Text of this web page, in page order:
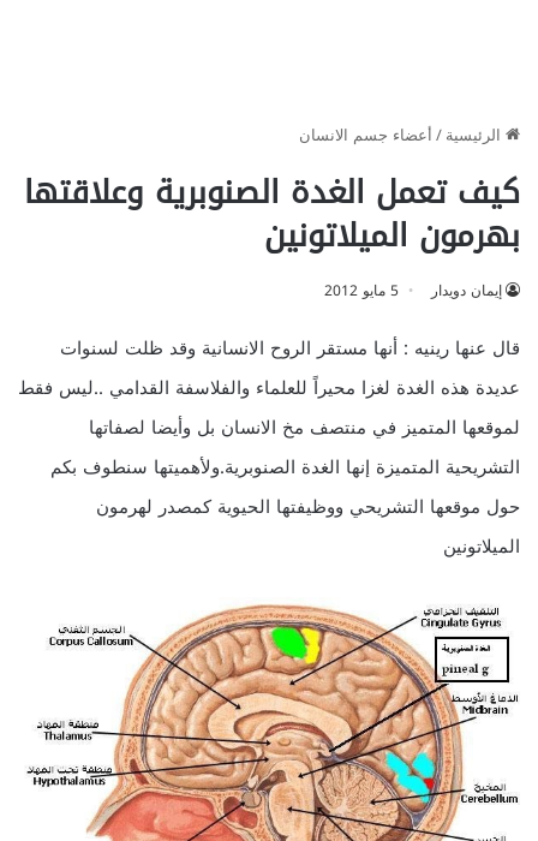
الرئيسية/أعضاء جسم الانسان
كيف تعمل الغدة الصنوبرية وعلاقتها
بهرمون الميلاتونين
إيمان دويدار 5 مايو 2012
قال عنها رينيه : أنها مستقر الروح الانسانية وقد ظلت لسنوات
عديدة هذه الغدة لغزا محيراً للعلماء والفلاسفة القدامي ..ليس فقط
لموقعها المتميز في منتصف مخ الانسان بل وأيضا لصفاتها
التشريحية المتميزة إنها الغدة الصنوبرية.ولأهميتها سنطوف بكم
حول موقعها التشريحي ووظيفتها الحيوية كمصدر لهرمون
الميلاتونين